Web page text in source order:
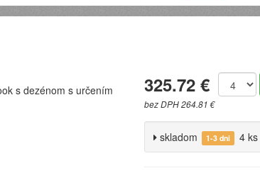
s dezénom s určením 325.72 €
bez DPH 264.81 €
skladom 1-3 dni 4 ks